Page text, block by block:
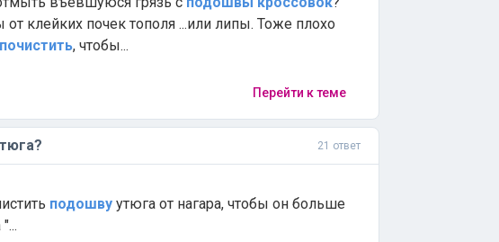
клейких почек тополя ...или липы. Тоже плохо
почистить, чтобы...
Перейти к теме
21 ответ
подошву утюга от нагара, чтобы он больше